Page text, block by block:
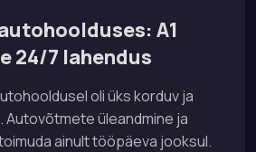
A1
24/7 lahendus
oli üks korduv ja
Autovõtmete üleandmine ja
ainult tööpäeva jooksul.